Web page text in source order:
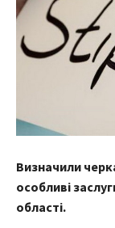
Визначили
особливі
області.